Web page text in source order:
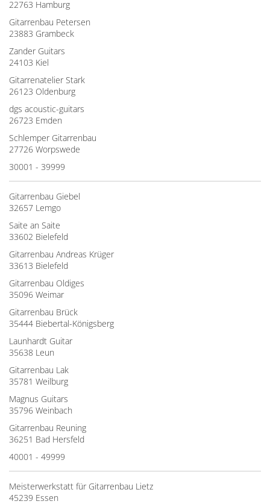
22763 Hamburg
Gitarrenbau Petersen
23883 Grambeck
Zander Guitars
24103 Kiel
Gitarrenatelier Stark
26123 Oldenburg
dgs acoustic-guitars
26723 Emden
Schlemper Gitarrenbau
27726 Worpswede
30001 - 39999
Gitarrenbau Giebel
32657 Lemgo
Saite an Saite
33602 Bielefeld
Gitarrenbau Andreas Krüger
33613 Bielefeld
Gitarrenbau Oldiges
35096 Weimar
Gitarrenbau Brück
35444 Biebertal-Königsberg
Launhardt Guitar
35638 Leun
Gitarrenbau Lak
35781 Weilburg
Magnus Guitars
35796 Weinbach
Gitarrenbau Reuning
36251 Bad Hersfeld
40001 - 49999
Meisterwerkstatt für Gitarrenbau Lietz
45239 Essen